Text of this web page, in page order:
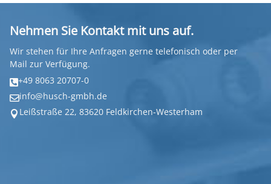
Nehmen Sie Kontakt mit uns auf.
Wir stehen für Ihre Anfragen gerne telefonisch oder per
Mail zur Verfügung.
+49 8063 20707-0
info@husch-gmbh.de
 Leißstraße 22, 83620 Feldkirchen-Westerham